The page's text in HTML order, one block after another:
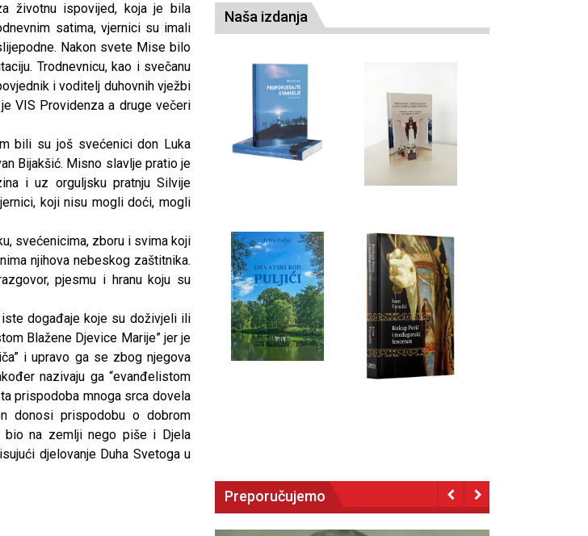
životnu ispovijed, koja je bila
satima, vjernici su imali
Nakon svete Mise bilo
Trodnevnicu, kao i svečanu
i voditelj duhovnih vježbi
VIS Providenza a druge večeri
bili su još svećenici don Luka
Bijakšić. Misno slavlje pratio je
i uz orguljsku pratnju Silvije
koji nisu mogli doći, mogli
svećenicima, zboru i svima koji
njihova nebeskog zaštitnika.
pjesmu i hranu koju su
događaje koje su doživjeli ili
Blažene Djevice Marije” jer je
i upravo ga se zbog njegova
nazivaju ga “evanđelistom
prispodoba mnoga srca dovela
donosi prispodobu o dobrom
bio na zemlji nego piše i Djela
djelovanje Duha Svetoga u
Naša izdanja
Preporučujemo